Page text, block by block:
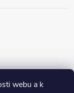
webu a k